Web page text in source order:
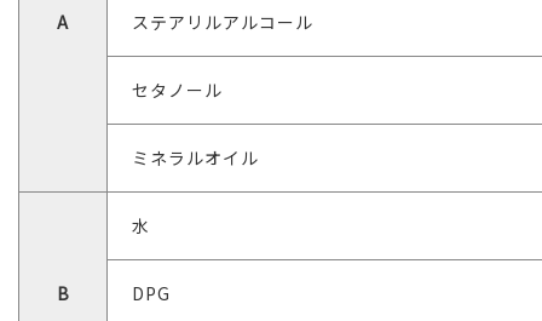
A ステアリルアルコール
セタノール
ミネラルオイル
B
水
DPG